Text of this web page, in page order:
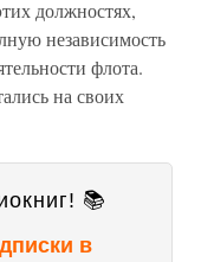
должностях,
независимость
флота.
на своих
📚
в